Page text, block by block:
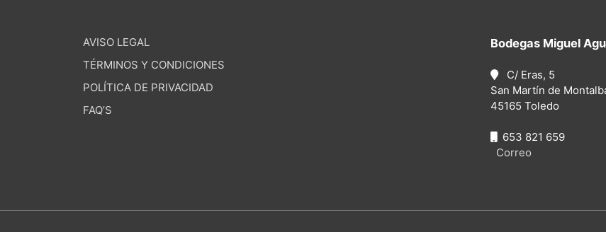
AVISO LEGAL
TÉRMINOS Y CONDICIONES
POLÍTICA DE PRIVACIDAD
FAQ’S
Bodegas Miguel
C/ Eras, 5
San Martín de
45165 Toledo
653 821 659
Correo